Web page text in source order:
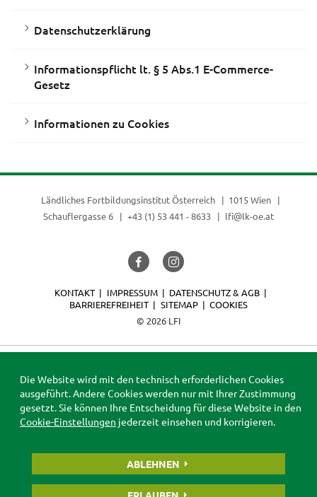
Datenschutzerklärung
Informationspflicht lt. § 5 Abs.1 E-Commerce-
Gesetz
Informationen zu Cookies
Ländliches Fortbildungsinstitut Österreich
1015 Wien
Schauflergasse 6
+43 (1) 53 441 - 8633 lfi@lk-oe.at
© 2026 LFI
KONTAKT IMPRESSUM
DATENSCHUTZ & AGB
BARRIEREFREIHEIT
SITEMAP COOKIES
Die Website wird mit den technisch erforderlichen Cookies
ausgeführt. Andere Cookies werden nur mit Ihrer Zustimmung
gesetzt. Sie können Ihre Entscheidung für diese Website in den
Cookie-Einstellungen jederzeit einsehen und korrigieren.
ABLEHNEN